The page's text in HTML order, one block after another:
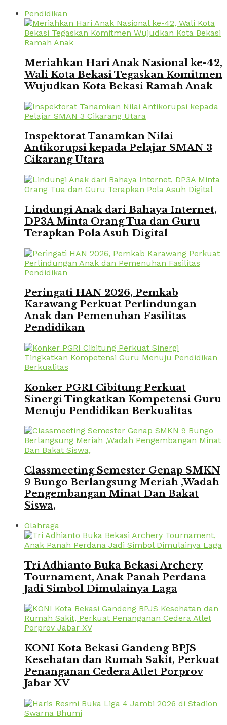
Pendidikan
Meriahkan Hari Anak Nasional ke-42,
Wali Kota Bekasi Tegaskan Komitmen
Wujudkan Kota Bekasi Ramah Anak
Inspektorat Tanamkan Nilai
Antikorupsi kepada Pelajar SMAN 3
Cikarang Utara
Lindungi Anak dari Bahaya Internet,
DP3A Minta Orang Tua dan Guru
Terapkan Pola Asuh Digital
Peringati HAN 2026, Pemkab
Karawang Perkuat Perlindungan
Anak dan Pemenuhan Fasilitas
Pendidikan
Konker PGRI Cibitung Perkuat
Sinergi Tingkatkan Kompetensi Guru
Menuju Pendidikan Berkualitas
Classmeeting Semester Genap SMKN
9 Bungo Berlangsung Meriah ,Wadah
Pengembangan Minat Dan Bakat
Siswa,
Olahraga
Tri Adhianto Buka Bekasi Archery
Tournament, Anak Panah Perdana
Jadi Simbol Dimulainya Laga
KONI Kota Bekasi Gandeng BPJS
Kesehatan dan Rumah Sakit, Perkuat
Penanganan Cedera Atlet Porprov
Jabar XV